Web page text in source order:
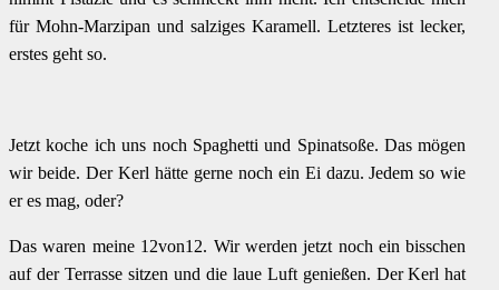
für Mohn-Marzipan und salziges Karamell. Letzteres ist lecker,
erstes geht so.
Jetzt koche ich uns noch Spaghetti und Spinatsoße. Das mögen
wir beide. Der Kerl hätte gerne noch ein Ei dazu. Jedem so wie
er es mag, oder?
Das waren meine 12von12. Wir werden jetzt noch ein bisschen
auf der Terrasse sitzen und die laue Luft genießen. Der Kerl hat